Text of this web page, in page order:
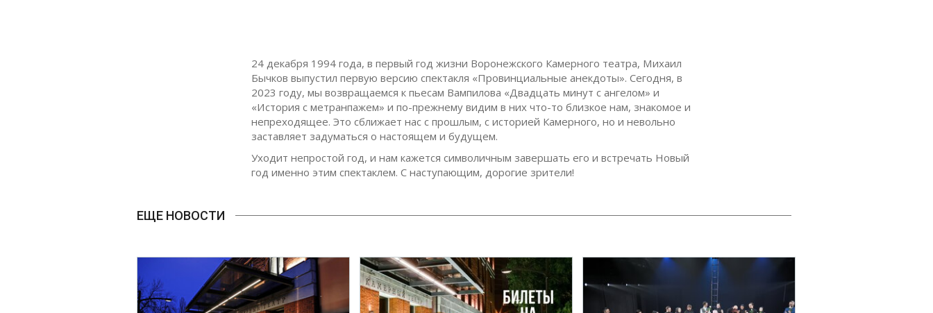
24 декабря 1994 года, в первый год жизни Воронежского Камерного театра, Михаил
Бычков выпустил первую версию спектакля «Провинциальные анекдоты». Сегодня, в
2023 году, мы возвращаемся к пьесам Вампилова «Двадцать минут с ангелом» и
«История с метранпажем» и по-прежнему видим в них что-то близкое нам, знакомое и
непреходящее. Это сближает нас с прошлым, с историей Камерного, но и невольно
заставляет задуматься о настоящем и будущем.
Уходит непростой год, и нам кажется символичным завершать его и встречать Новый
год именно этим спектаклем. С наступающим, дорогие зрители!
ЕЩЕ НОВОСТИ